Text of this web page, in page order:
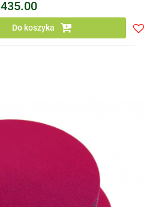
435.00
Do koszyka